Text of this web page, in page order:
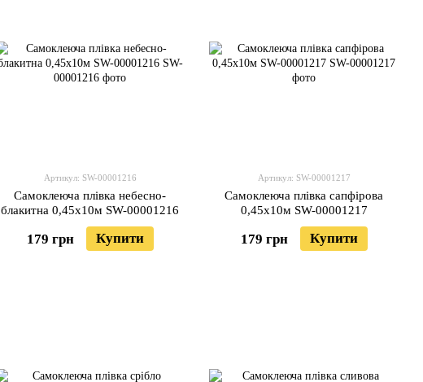
Артикул: SW-00001216
Самоклеюча плівка небесно-
блакитна 0,45х10м SW-00001216
179 грн Купити
Артикул: SW-00001217
Самоклеюча плівка сапфірова
0,45х10м SW-00001217
179 грн Купити